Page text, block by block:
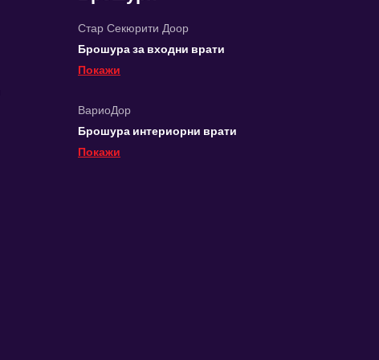
Стар Секюрити Доор
Брошура за входни врати
Покажи
ВариоДор
Брошура интериорни врати
Покажи